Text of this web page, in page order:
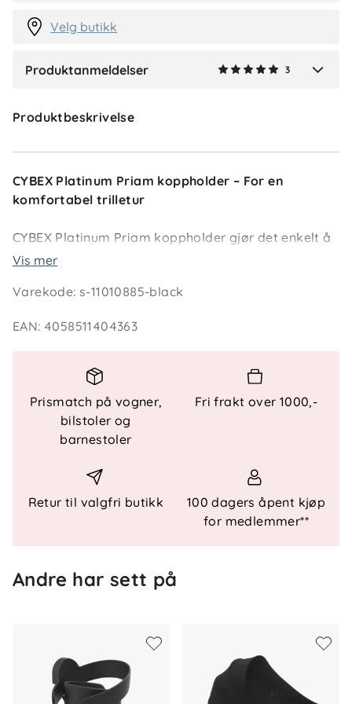
Velg butikk
Produktanmeldelser 3
Produktbeskrivelse
CYBEX Platinum Priam koppholder – For en
komfortabel trilletur
CYBEX Platinum Priam koppholder gjør det enkelt å
ha drikken lett tilgjengelig under trilleturen. Den
på din CYBEX barnevogn og gir en stabil plass for
tilgang til kaffe, vannflasker eller barnets drikke.
Nøkkelfunksjoner:
ulike størrelser.
Enkel montering
– Festes raskt og sikkert uten
verktøy.
– Holder drikken stabil og lett
Passer til følgende CYBEX-modeller:
- Priam
- e-Priam
Vis mer
Varekode:s-11010885-black
EAN: 4058511404363
Prismatch på vogner,
bilstoler og
barnestoler
Fri frakt over 1000,-
Retur til valgfri butikk
100 dagers åpent kjøp
for medlemmer**
Andre har sett på